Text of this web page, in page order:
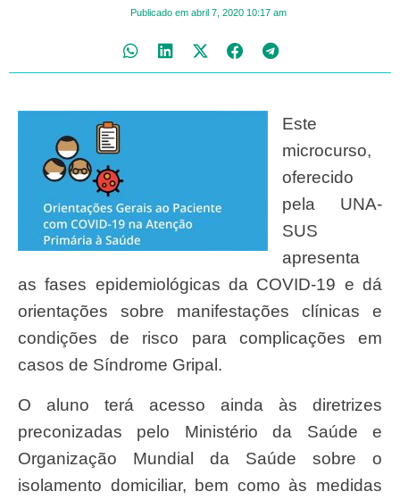
Publicado em abril 7, 2020 10:17 am
Este
microcurso,
oferecido
pela UNA-
SUS
apresenta
as fases epidemiológicas da COVID-19 e dá
orientações sobre manifestações clínicas e
condições de risco para complicações em
casos de Síndrome Gripal.
O aluno terá acesso ainda às diretrizes
preconizadas pelo Ministério da Saúde e
Organização Mundial da Saúde sobre o
isolamento domiciliar, bem como às medidas